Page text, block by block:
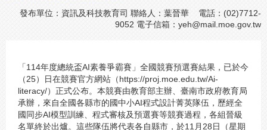
發布單位：資訊及科技教育司 聯絡人：葉晉華 電話：(02)7712-
9052 電子信箱： yeh@mail.moe.gov.tw
「114年度總統盃AI素養爭霸賽」全國競賽預選賽結果，已於今
（25）日在競賽官方網站（https://proj.moe.edu.tw/Ai-
literacy/）正式公布。本競賽由教育部主辦、臺南市政府教育局
承辦，來自全國各縣市的國中小AI程式設計菁英隊伍，歷經全
國同步AI模型訓練、程式審核及預選賽等競賽過程，各組晉級
名單終於出爐。這些隊伍將代表各自縣市，於11月28日（星期